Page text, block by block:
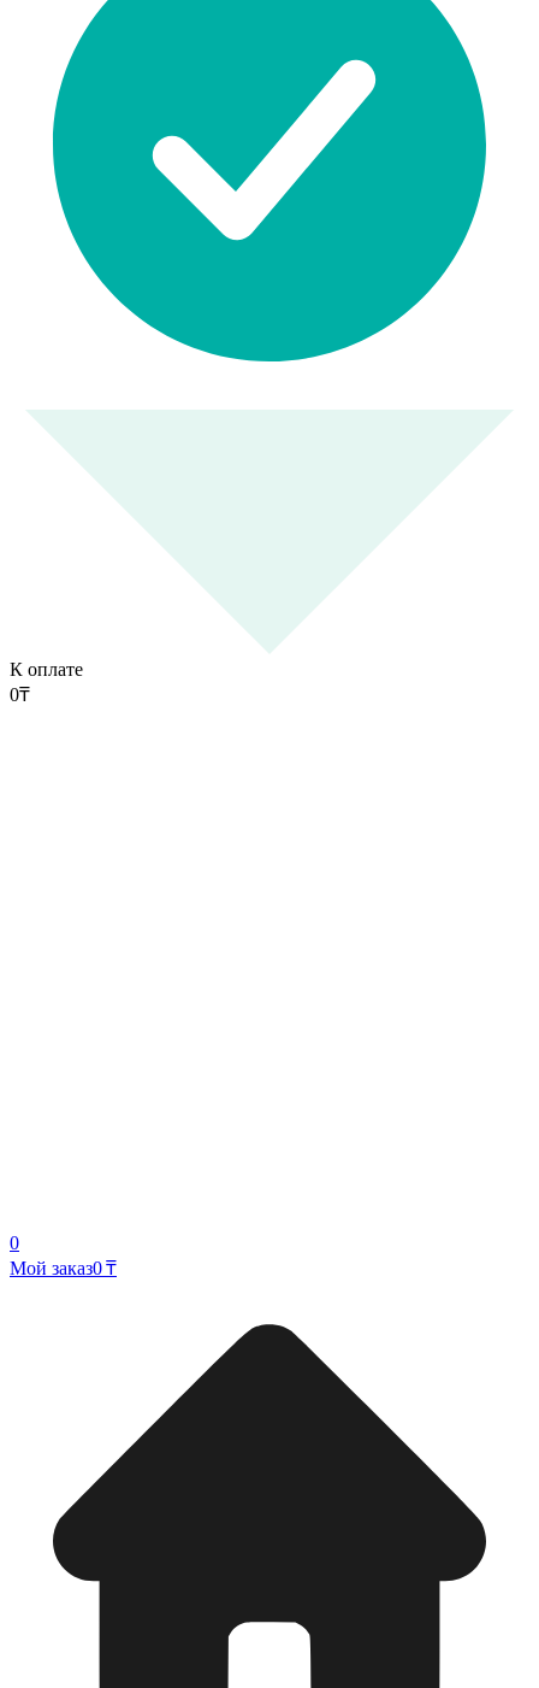
К оплате
0₸
0
Мой заказ0 ₸